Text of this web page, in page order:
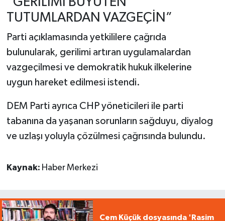
TUTUMLARDAN VAZGEÇİN”
Parti açıklamasında yetkililere çağrıda
bulunularak, gerilimi artıran uygulamalardan
vazgeçilmesi ve demokratik hukuk ilkelerine
uygun hareket edilmesi istendi.
DEM Parti ayrıca CHP yöneticileri ile parti
tabanına da yaşanan sorunların sağduyu, diyalog
ve uzlaşı yoluyla çözülmesi çağrısında bulundu.
Kaynak: Haber Merkezi
Cem Küçük dosyasında 'Rasim